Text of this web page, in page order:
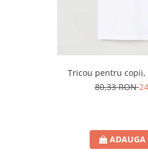
Tricou pentru
80,33 RON
ADAUGA